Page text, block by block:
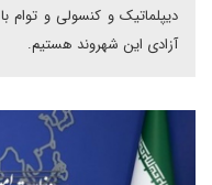
دیپلماتیک و کنسولی و
آزادی این شهروند هستیم.